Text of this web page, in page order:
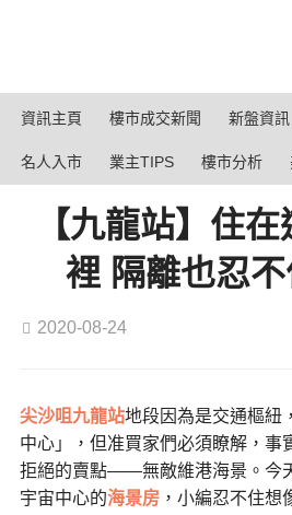
資訊主頁 樓市成交新聞 新盤資訊
名人入市 業主TIPS 樓市分析
【九龍站】住
裡 隔離也忍不
2020-08-24
尖沙咀九龍站地段因為是交通樞紐
中心」，但准買家們必須瞭解，事
拒絕的賣點——無敵維港海景。今
宇宙中心的海景房，小編忍不住想